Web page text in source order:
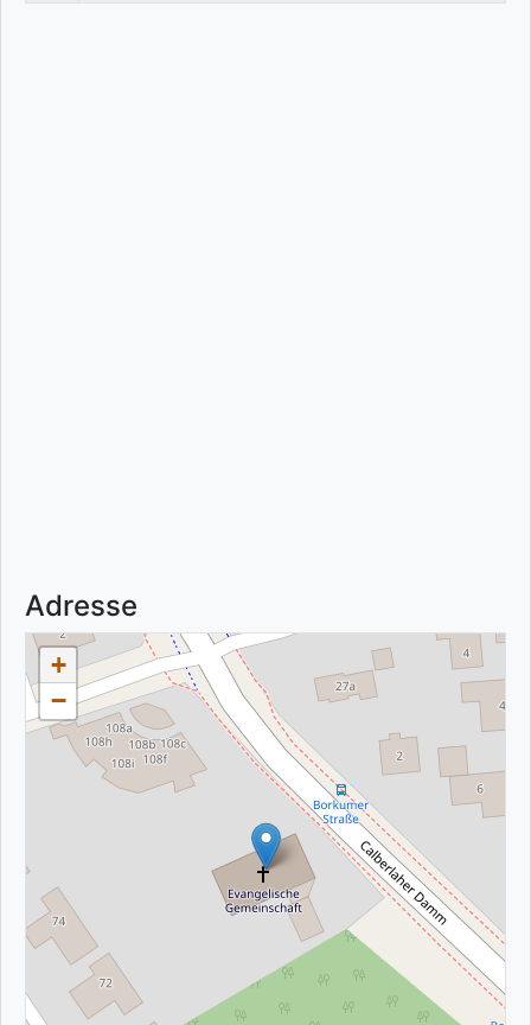
Adresse
+
−